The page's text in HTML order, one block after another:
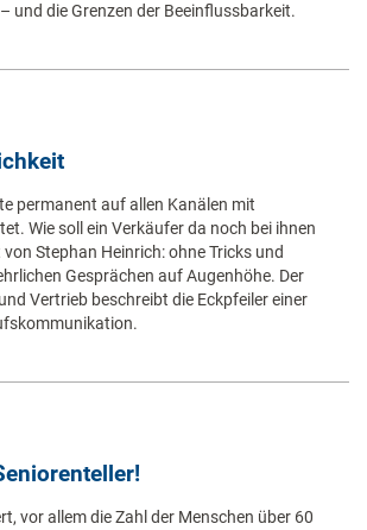
und die Grenzen der Beeinflussbarkeit.
permanent auf allen Kanälen mit
Wie soll ein Verkäufer da noch bei ihnen
Stephan Heinrich: ohne Tricks und
Gesprächen auf Augenhöhe. Der
Vertrieb beschreibt die Eckpfeiler einer
vor allem die Zahl der Menschen über 60